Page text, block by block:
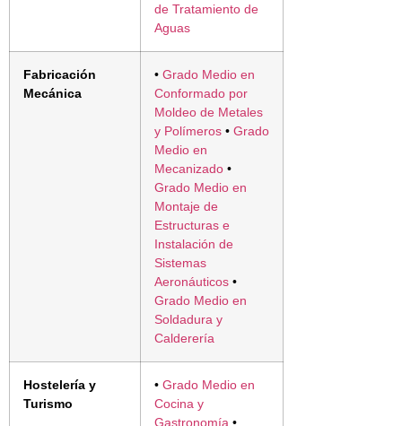
de Tratamiento de
Aguas
Fabricación
Mecánica
• Grado Medio en
Conformado por
Moldeo de Metales
y Polímeros • Grado
Medio en
Mecanizado •
Grado Medio en
Montaje de
Estructuras e
Instalación de
Sistemas
Aeronáuticos •
Grado Medio en
Soldadura y
Calderería
Hostelería y
Turismo
• Grado Medio en
Cocina y
Gastronomía •